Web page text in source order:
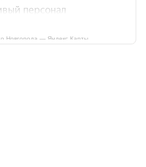
Новгорода — Яндекс Карты